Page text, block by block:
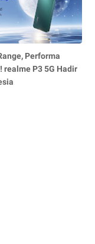
Performa
realme P3 5G Hadir